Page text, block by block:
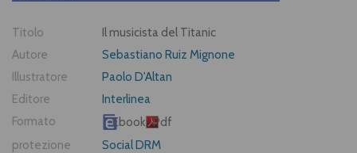
Titolo
Il musicista del Titanic
Autore
Sebastiano Ruiz Mignone
Illustratore
Paolo D'Altan
Editore
Interlinea
Formato
Ebook Pdf
protezione
Social DRM